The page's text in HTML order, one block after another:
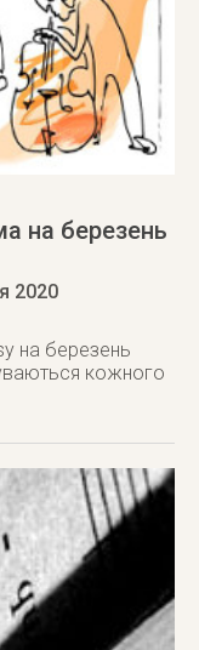
на березень
2020
на березень
кожного